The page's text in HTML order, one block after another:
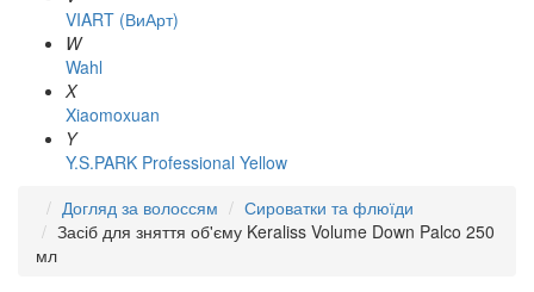
VIART (ВиАрт)
W
Wahl
X
Xiaomoxuan
Y
Y.S.PARK Professional Yellow
Догляд за волоссям
Сироватки та флюїди
Засіб для зняття об'єму Keraliss Volume Down Palco 250
мл